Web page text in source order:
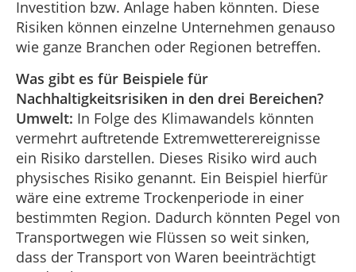
Investition bzw. Anlage haben könnten. Diese
Risiken können einzelne Unternehmen genauso
wie ganze Branchen oder Regionen betreffen.
Was gibt es für Beispiele für
Nachhaltigkeitsrisiken in den drei Bereichen?
Umwelt: In Folge des Klimawandels könnten
vermehrt auftretende Extremwetterereignisse
ein Risiko darstellen. Dieses Risiko wird auch
physisches Risiko genannt. Ein Beispiel hierfür
wäre eine extreme Trockenperiode in einer
bestimmten Region. Dadurch könnten Pegel von
Transportwegen wie Flüssen so weit sinken,
dass der Transport von Waren beeinträchtigt